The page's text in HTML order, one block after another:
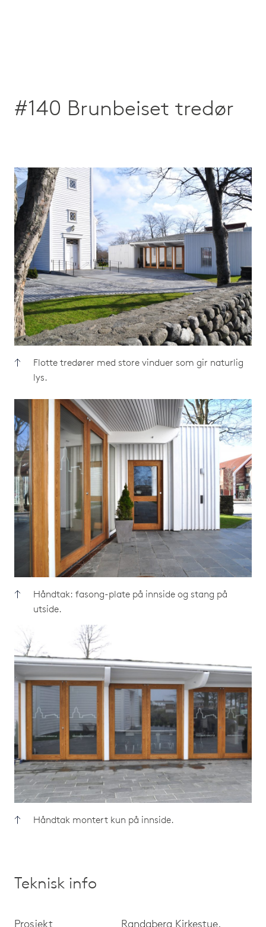
#140 Brunbeiset tredør
Flotte tredører med store vinduer som gir naturlig
lys.
Håndtak: fasong-plate på innside og stang på
utside.
Håndtak montert kun på innside.
Teknisk info
Prosjekt Randaberg Kirkestue.